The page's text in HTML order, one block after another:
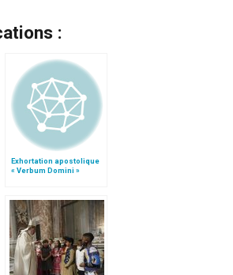
:
Exhortation apostolique
« Verbum Domini »